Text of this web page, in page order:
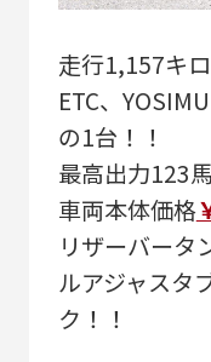
走行1,157キロ
ETC、
の1台！！
最高出力123
車両本体価格
リザーバータ
ルアジャスタ
ク！！